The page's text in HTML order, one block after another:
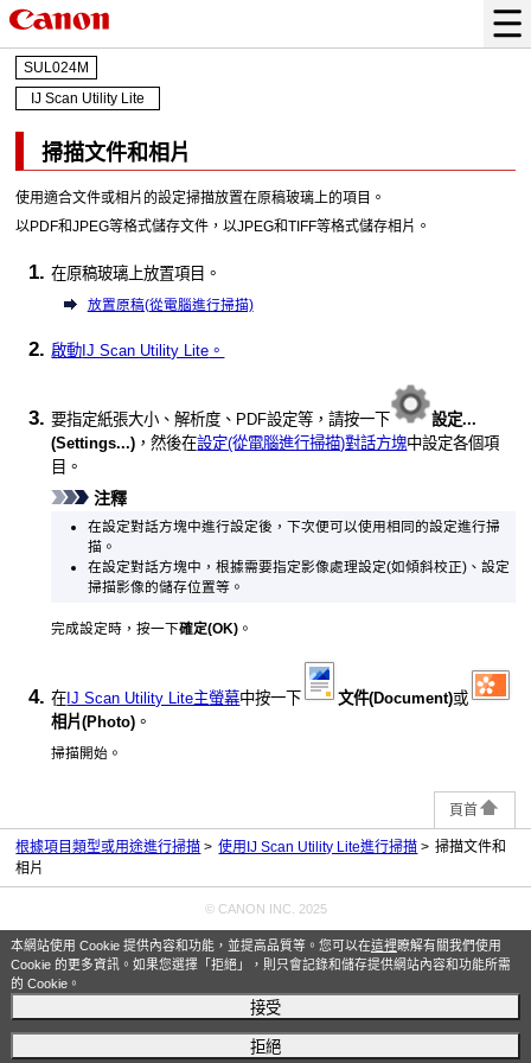
本網站使用 Cookie 提供內容和功能，並提高品質等。您可以在這裡瞭解有關我們使用
Cookie 的更多資訊。如果您選擇「拒絕」，則只會記錄和儲存提供網站內容和功能所需
的 Cookie。
接受
拒絕
SUL024M
IJ Scan Utility Lite
掃描文件和相片
使用適合文件或相片的設定掃描放置在原稿玻璃上的項目。
以PDF和JPEG等格式儲存文件，以JPEG和TIFF等格式儲存相片。
在原稿玻璃上放置項目。
放置原稿(從電腦進行掃描)
啟動IJ Scan Utility Lite 。
要指定紙張大小、解析度、 PDF設定等，請按一下
設定...
(Settings...) ，然後在設定(從電腦進行掃描)對話方塊中設定各個項
目。
注釋
在設定對話方塊中進行設定後，下次便可以使用相同的設定進行掃
描。
在設定對話方塊中，根據需要指定影像處理設定(如傾斜校正)、設定
掃描影像的儲存位置等。
完成設定時，按一下確定(OK) 。
在 IJ Scan Utility Lite主螢幕中按一下 文件(Document)或
相片(Photo) 。
掃描開始。
頁首
根據項目類型或用途進行掃描 使用IJ Scan Utility Lite進行掃描
掃描文件和
相片
© CANON INC. 2025